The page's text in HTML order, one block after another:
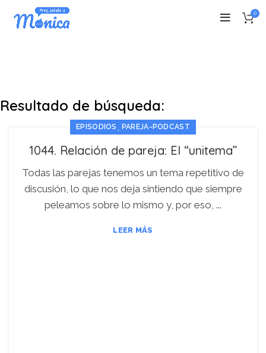
0
Resultado de búsqueda:
EPISODIOS , PAREJA-PODCAST
1044. Relación de pareja: El “unitema”
Todas las parejas tenemos un tema repetitivo de
discusión, lo que nos deja sintiendo que siempre
peleamos sobre lo mismo y, por eso, ...
LEER MÁS